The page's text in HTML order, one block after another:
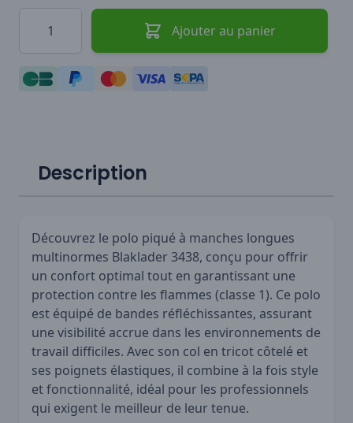
Ajouter au panier
Description
Découvrez le polo piqué à manches longues
multinormes Blaklader 3438, conçu pour offrir
un confort optimal tout en garantissant une
protection contre les flammes (classe 1). Ce polo
est équipé de bandes réfléchissantes, assurant
une visibilité accrue dans les environnements de
travail difficiles. Avec son col en tricot côtelé et
ses poignets élastiques, il combine à la fois style
et fonctionnalité, idéal pour les professionnels
qui exigent le meilleur de leur tenue.